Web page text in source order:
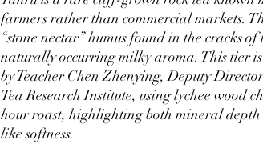
farmers rather than commercial markets.
“stone nectar” humus found in the cracks
naturally occurring milky aroma. This tier
by Teacher Chen Zhenying, Deputy
Tea Research Institute, using lychee wood
hour roast, highlighting both mineral
like softness.